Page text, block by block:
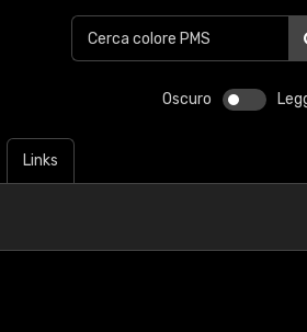
Oscuro
Links